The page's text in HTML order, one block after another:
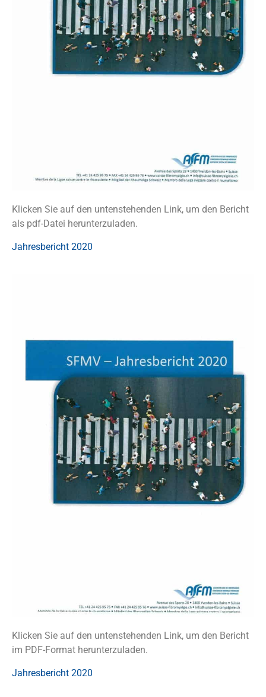
Klicken Sie auf den untenstehenden Link, um den Bericht
als pdf-Datei herunterzuladen.
Jahresbericht 2020
Klicken Sie auf den untenstehenden Link, um den Bericht
im PDF-Format herunterzuladen.
Jahresbericht 2020